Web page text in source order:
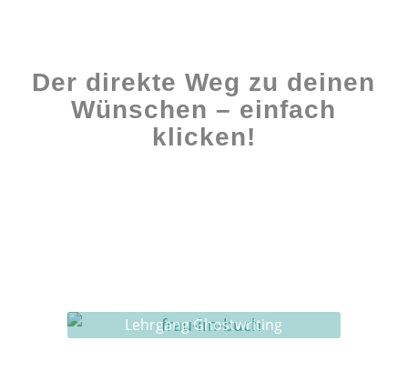
Der direkte Weg zu deinen
Wünschen – einfach
klicken!
Lehrgang Ghostwriting